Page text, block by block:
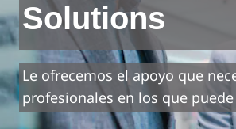
Solutions
Le ofrecemos el apoyo que
profesionales en los que